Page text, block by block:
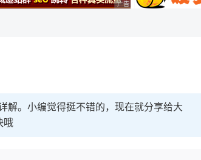
告，理性选择 广告 商业广告，理性选择
解。小编觉得挺不错的，现在就分享给大
哦